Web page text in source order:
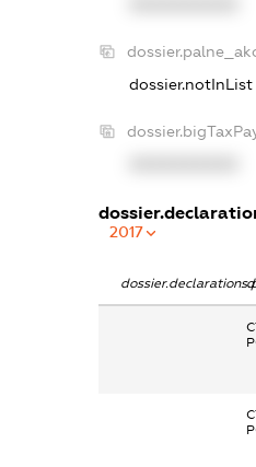
dossier.notInList
2017